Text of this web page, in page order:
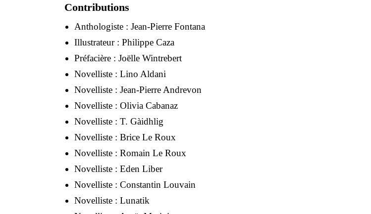
Contributions
Anthologiste : Jean-Pierre Fontana
Illustrateur : Philippe Caza
Préfacière : Joëlle Wintrebert
Novelliste : Lino Aldani
Novelliste : Jean-Pierre Andrevon
Novelliste : Olivia Cabanaz
Novelliste : T. Gàidhlig
Novelliste : Brice Le Roux
Novelliste : Romain Le Roux
Novelliste : Eden Liber
Novelliste : Constantin Louvain
Novelliste : Lunatik